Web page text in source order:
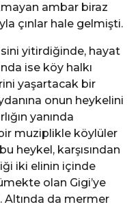
ambar biraz
çınlar hale gelmişti.
yitirdiğinde, hayat
ise köy halkı
yaşartacak bir
onun heykelini
yanında
muziplikle köylüler
heykel, karşısından
iki elinin içinde
olan Gigi’ye
Altında da mermer